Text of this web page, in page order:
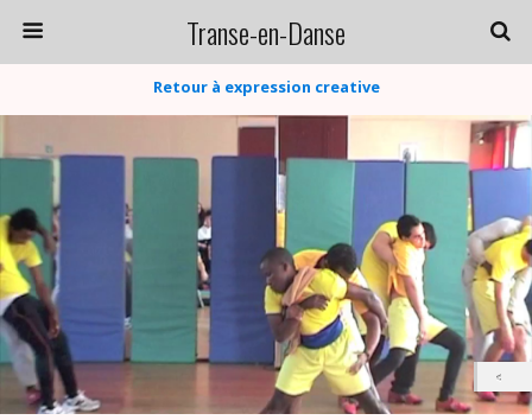
Transe-en-Danse
Retour à expression creative